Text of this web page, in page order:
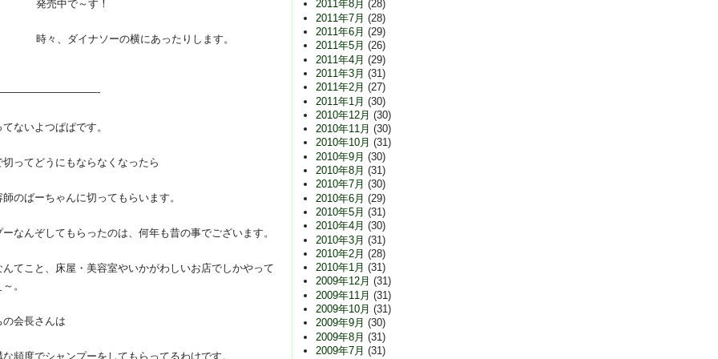
発売中で～す！
時々、ダイナソーの横にあったりします。
ないよつぱぱです。
ってどうにもならなくなったら
のばーちゃんに切ってもらいます。
なんぞしてもらったのは、何年も昔の事でございます。
てこと、床屋・美容室やいかがわしいお店でしかやって
。
会長さんは
頻度でシャンプーをしてもらってるわけです。
2011年8月 (28)
2011年7月 (28)
2011年6月 (29)
2011年5月 (26)
2011年4月 (29)
2011年3月 (31)
2011年2月 (27)
2011年1月 (30)
2010年12月 (30)
2010年11月 (30)
2010年10月 (31)
2010年9月 (30)
2010年8月 (31)
2010年7月 (30)
2010年6月 (29)
2010年5月 (31)
2010年4月 (30)
2010年3月 (31)
2010年2月 (28)
2010年1月 (31)
2009年12月 (31)
2009年11月 (31)
2009年10月 (31)
2009年9月 (30)
2009年8月 (31)
2009年7月 (31)